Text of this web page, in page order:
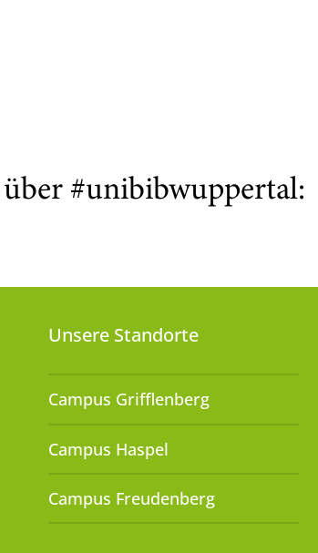
#unibibwuppertal:
Unsere Standorte
Campus Grifflenberg
Campus Haspel
Campus Freudenberg